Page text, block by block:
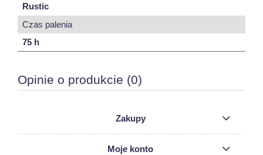
Rustic
Czas palenia
75 h
Opinie o produkcie (0)
Zakupy
Moje konto